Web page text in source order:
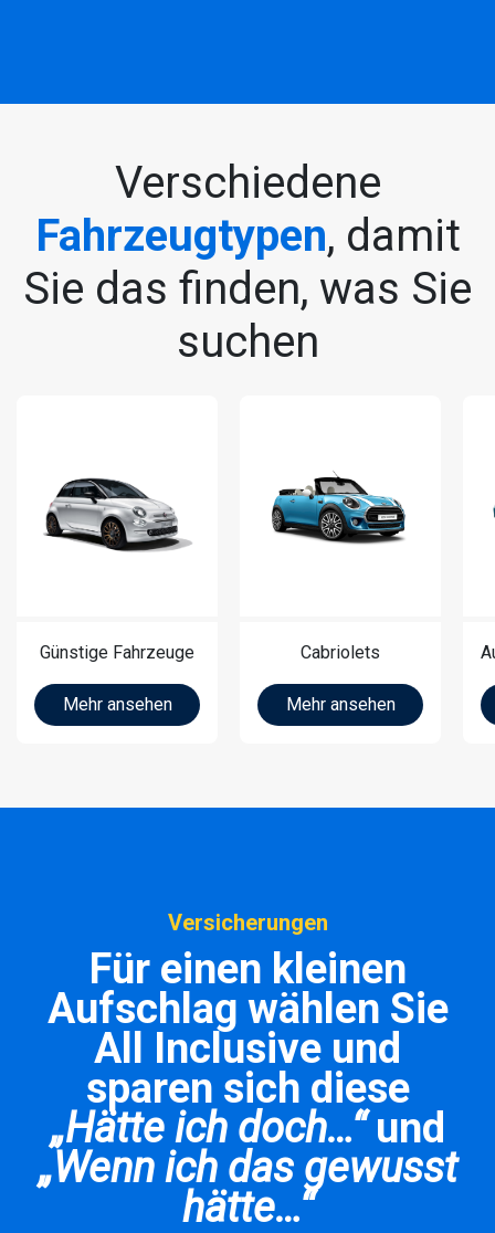
Verschiedene
Fahrzeugtypen, damit
Sie das finden, was Sie
suchen
Günstige Fahrzeuge
Mehr ansehen
Cabriolets
Mehr ansehen
Versicherungen
Für einen kleinen
Aufschlag wählen Sie
All Inclusive und
sparen sich diese
„Hätte ich doch…“und
„Wenn ich das gewusst
hätte…“